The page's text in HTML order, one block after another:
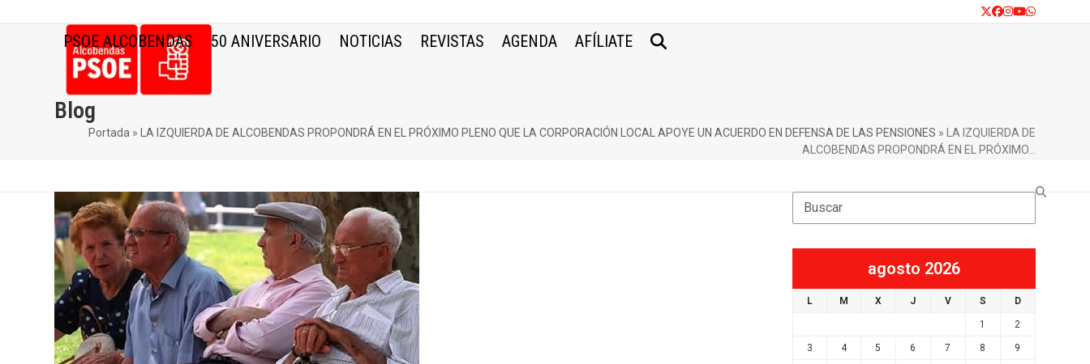
Twitter
Facebook
Instagram
YouTube
Whatsapp
PSOE ALCOBENDAS 50 ANIVERSARIO NOTICIAS REVISTAS AGENDA AFÍLIATE
Blog
Portada » LA IZQUIERDA DE ALCOBENDAS PROPONDRÁ EN EL PRÓXIMO PLENO QUE LA CORPORACIÓN LOCAL APOYE UN ACUERDO EN DEFENSA DE LAS PENSIONES »
LA IZQUIERDA DE
ALCOBENDAS PROPONDRÁ EN EL PRÓXIMO…
Search
agosto 2026
L M X J V S D
1 2
3 4 5 6 7 8 9